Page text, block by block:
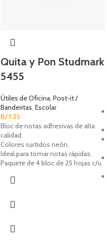
Quita y Pon Studmark
5455
Útiles de Oficina, Post-it /
Banderitas, Escolar
B/.1.25
Bloc de notas adhesivas de alta
calidad.
Colores surtidos neón.
Ideal para tomar notas rápidas.
Paquete de 4 bloc de 25 hojas c/u.